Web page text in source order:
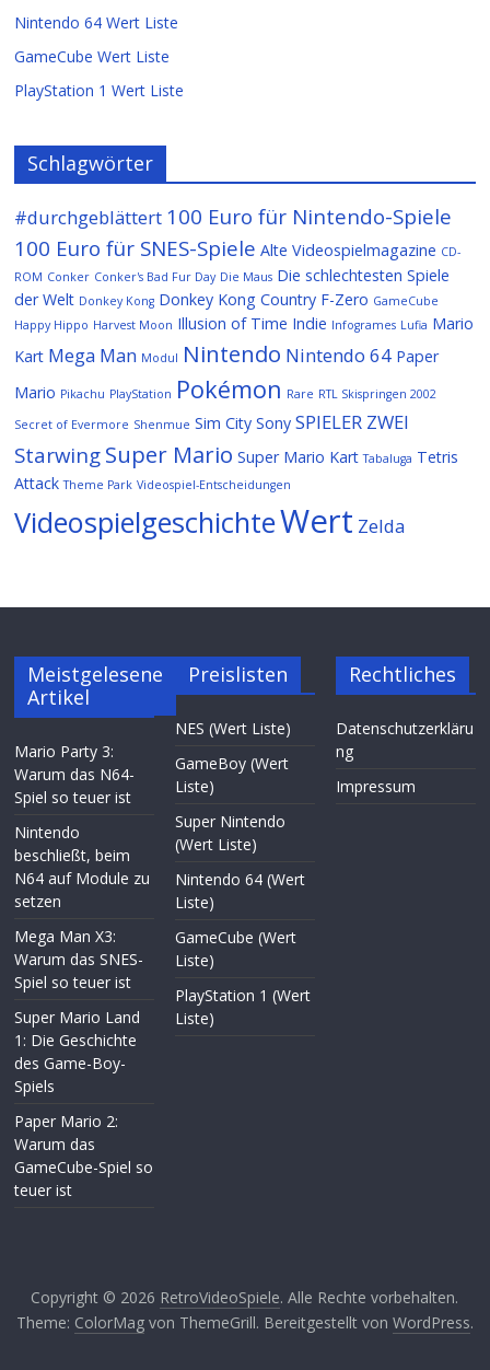
Nintendo 64 Wert Liste
GameCube Wert Liste
PlayStation 1 Wert Liste
Schlagwörter
#durchgeblättert 100 Euro für Nintendo-Spiele
100 Euro für SNES-Spiele Alte Videospielmagazine CD-
ROM Conker Conker's Bad Fur Day Die Maus Die schlechtesten Spiele
der Welt Donkey Kong Donkey Kong Country F-Zero GameCube
Happy Hippo Harvest Moon Illusion of Time Indie Infogrames Lufia Mario
Kart Mega Man Modul Nintendo Nintendo 64 Paper
Mario Pikachu PlayStation Pokémon Rare RTL Skispringen 2002
Secret of Evermore Shenmue Sim City Sony SPIELER ZWEI
Starwing Super Mario Super Mario Kart Tabaluga Tetris
Attack Theme Park Videospiel-Entscheidungen
VideospielgeschichteWert Zelda
Meistgelesene
Artikel
Mario Party 3:
Warum das N64-
Spiel so teuer ist
Nintendo
beschließt, beim
N64 auf Module zu
setzen
Mega Man X3:
Warum das SNES-
Spiel so teuer ist
Super Mario Land
1: Die Geschichte
des Game-Boy-
Spiels
Paper Mario 2:
Warum das
GameCube-Spiel so
teuer ist
Preislisten
NES (Wert Liste)
GameBoy (Wert
Liste)
Super Nintendo
(Wert Liste)
Nintendo 64 (Wert
Liste)
GameCube (Wert
Liste)
PlayStation 1 (Wert
Liste)
Rechtliches
Datenschutzerkläru
ng
Impressum
Copyright © 2026 RetroVideoSpiele. Alle Rechte vorbehalten.
Theme: ColorMagvon ThemeGrill. Bereitgestellt von WordPress.